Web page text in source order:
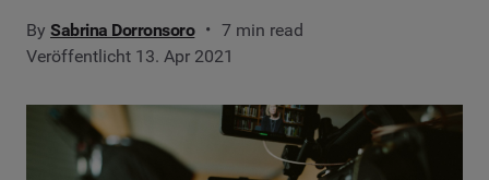
By Sabrina Dorronsoro
7 min read
Veröffentlicht 13. Apr 2021